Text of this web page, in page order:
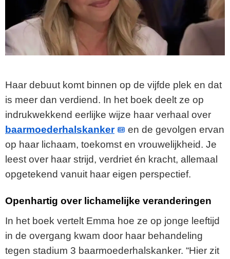
Haar debuut komt binnen op de vijfde plek en dat
is meer dan verdiend. In het boek deelt ze op
indrukwekkend eerlijke wijze haar verhaal over
baarmoederhalskanker
en de gevolgen ervan
op haar lichaam, toekomst en vrouwelijkheid. Je
leest over haar strijd, verdriet én kracht, allemaal
opgetekend vanuit haar eigen perspectief.
Openhartig over lichamelijke veranderingen
In het boek vertelt Emma hoe ze op jonge leeftijd
in de overgang kwam door haar behandeling
tegen stadium 3 baarmoederhalskanker. “Hier zit